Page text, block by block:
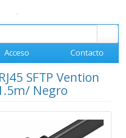
.
Acceso Contacto
SFTP Vention
Negro